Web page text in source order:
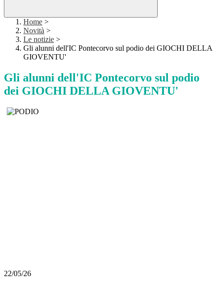
Home >
Novità >
Le notizie >
Gli alunni dell'IC Pontecorvo sul podio dei GIOCHI DELLA
GIOVENTU'
Gli alunni dell'IC Pontecorvo sul podio
dei GIOCHI DELLA GIOVENTU'
22/05/26